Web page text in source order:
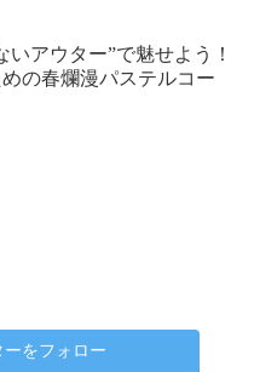
いアウター”で魅せよう！
の春爛漫パステルコー
をフォロー